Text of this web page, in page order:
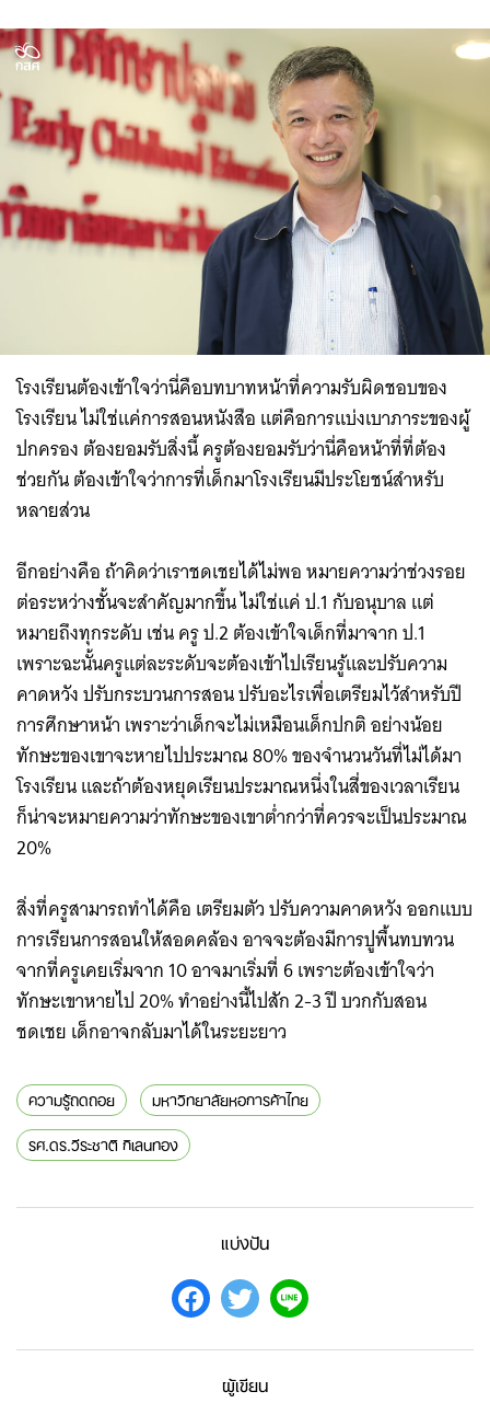
โรงเรียนต้องเข้าใจว่านี่คือบทบาทหน้าที่ความรับผิดชอบของ
โรงเรียน ไม่ใช่แค่การสอนหนังสือ แต่คือการแบ่งเบาภาระของผู้
ปกครอง ต้องยอมรับสิ่งนี้ ครูต้องยอมรับว่านี่คือหน้าที่ที่ต้อง
ช่วยกัน ต้องเข้าใจว่าการที่เด็กมาโรงเรียนมีประโยชน์สำหรับ
หลายส่วน
อีกอย่างคือ ถ้าคิดว่าเราชดเชยได้ไม่พอ หมายความว่าช่วงรอย
ต่อระหว่างชั้นจะสำคัญมากขึ้น ไม่ใช่แค่ ป.1 กับอนุบาล แต่
หมายถึงทุกระดับ เช่น ครู ป.2 ต้องเข้าใจเด็กที่มาจาก ป.1
เพราะฉะนั้นครูแต่ละระดับจะต้องเข้าไปเรียนรู้และปรับความ
คาดหวัง ปรับกระบวนการสอน ปรับอะไรเพื่อเตรียมไว้สำหรับปี
การศึกษาหน้า เพราะว่าเด็กจะไม่เหมือนเด็กปกติ อย่างน้อย
ทักษะของเขาจะหายไปประมาณ 80% ของจำนวนวันที่ไม่ได้มา
โรงเรียน และถ้าต้องหยุดเรียนประมาณหนึ่งในสี่ของเวลาเรียน
ก็น่าจะหมายความว่าทักษะของเขาต่ำกว่าที่ควรจะเป็นประมาณ
20%
สิ่งที่ครูสามารถทำได้คือ เตรียมตัว ปรับความคาดหวัง ออกแบบ
การเรียนการสอนให้สอดคล้อง อาจจะต้องมีการปูพื้นทบทวน
จากที่ครูเคยเริ่มจาก 10 อาจมาเริ่มที่ 6 เพราะต้องเข้าใจว่า
ทักษะเขาหายไป 20% ทำอย่างนี้ไปสัก 2-3 ปี บวกกับสอน
ชดเชย เด็กอาจกลับมาได้ในระยะยาว
ความรู้ถดถอย
มหาวิทยาลัยหอการค้าไทย
รศ.ดร.วีระชาติ กิเลนทอง
แบ่งปัน
ผู้เขียน